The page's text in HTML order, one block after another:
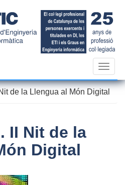
de la Llengua al Món Digital
II Nit de la
Digital